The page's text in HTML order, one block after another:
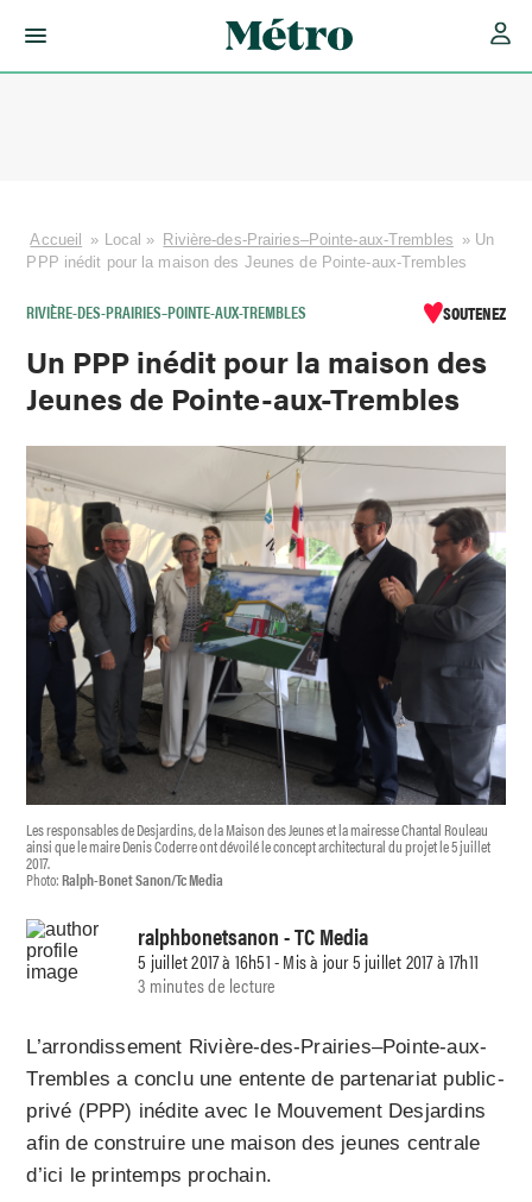
Accueil » Local » Rivière-des-Prairies–Pointe-aux-Trembles » Un
PPP inédit pour la maison des Jeunes de Pointe-aux-Trembles
RIVIÈRE-DES-PRAIRIES–POINTE-AUX-TREMBLES SOUTENEZ
Un PPP inédit pour la maison des
Jeunes de Pointe-aux-Trembles
Les responsables de Desjardins, de la Maison des Jeunes et la mairesse Chantal Rouleau
ainsi que le maire Denis Coderre ont dévoilé le concept architectural du projet le 5 juillet
2017.
Photo:Ralph-Bonet Sanon/Tc Media
ralphbonetsanon- TC Media
5 juillet 2017 à 16h51 - Mis à jour 5 juillet 2017 à 17h11
3 minutes de lecture
L’arrondissement Rivière-des-Prairies–Pointe-aux-
Trembles a conclu une entente de partenariat public-
privé (PPP) inédite avec le Mouvement Desjardins
afin de construire une maison des jeunes centrale
d’ici le printemps prochain.